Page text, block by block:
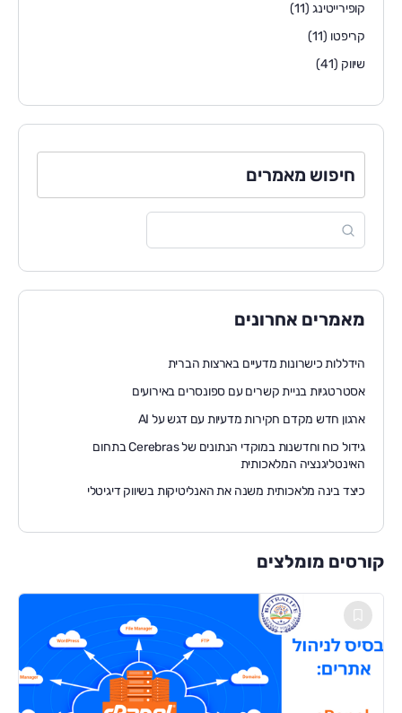
קופירייטינג(11)
קריפטו (11)
שיווק (41)
חיפוש מאמרים
מאמרים אחרונים
הידללות כישרונות מדעיים בארצות הברית
אסטרטגיות בניית קשרים עם ספונסרים באירועים
ארגון חדש מקדם חקירות מדעיות עם דגש על AI
גידול כוח וחדשנות במוקדי הנתונים של Cerebras בתחום
האינטליגנציה המלאכותית
כיצד בינה מלאכותית משנה את האנליטיקות בשיווק דיגיטלי
קורסים מומלצים